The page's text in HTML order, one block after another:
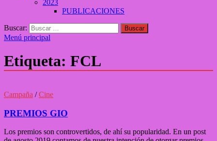
2023
PUBLICACIONES
Buscar:
Menú principal
Etiqueta: FCL
Campaña /Cine
PREMIOS GIO
Los premios son controvertidos, de ahí su popularidad. En un post